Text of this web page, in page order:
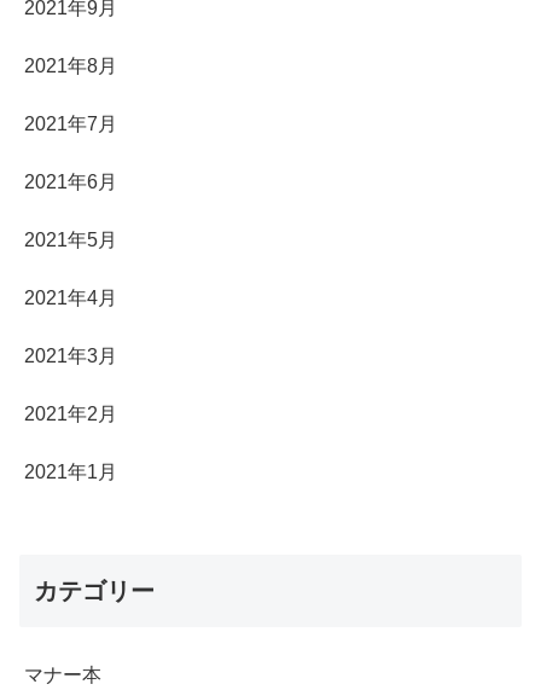
2021年9月
2021年8月
2021年7月
2021年6月
2021年5月
2021年4月
2021年3月
2021年2月
2021年1月
カテゴリー
マナー本